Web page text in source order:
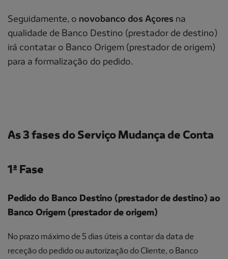
Seguidamente, o novobanco dos Açores na
qualidade de Banco Destino (prestador de destino)
irá contatar o Banco Origem (prestador de origem)
para a formalização do pedido.
As 3 fases do Serviço Mudança de Conta
1ª Fase
Pedido do Banco Destino (prestador de destino) ao
Banco Origem (prestador de origem)
No prazo máximo de 5 dias úteis a contar da data de
receção do pedido ou autorização do Cliente, o Banco